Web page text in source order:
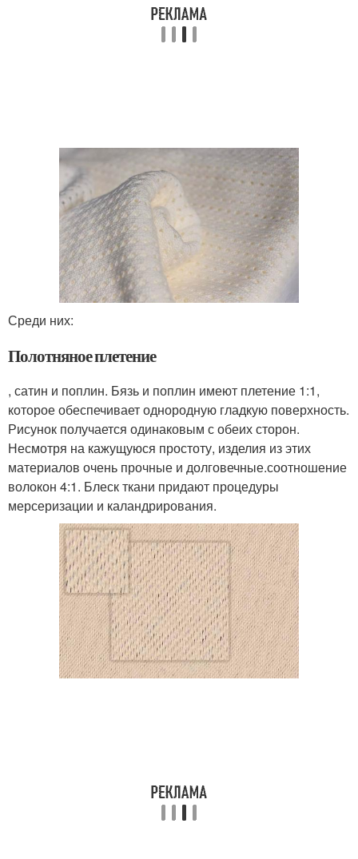
Среди них:
Полотняное плетение
, сатин и поплин. Бязь и поплин имеют плетение 1:1,
которое обеспечивает однородную гладкую поверхность.
Рисунок получается одинаковым с обеих сторон.
Несмотря на кажущуюся простоту, изделия из этих
материалов очень прочные и долговечные.соотношение
волокон 4:1. Блеск ткани придают процедуры
мерсеризации и каландрирования.